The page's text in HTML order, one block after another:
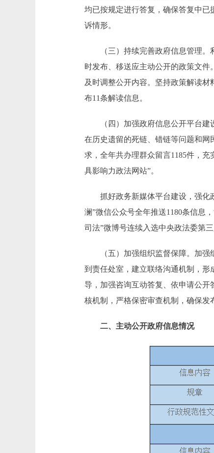
均已按规定进行答复，确保答复中
诉情形。
（三）持续完善政府信息管理。利
时发布、移送应主动公开的政策文
及时调整公开内容。坚持政策解读
布11条解读信息。
（四）加强政府信息公开平台建设
在历史遗留的死链、错链等问题和网
求，全年共办理群众留言1185件，充
具影响力政法网站”。
抓好政务新媒体平台建设，强化政
澜”微信公众号全年推送1180条信息
司法”微博号连续入选中央政法委第
（五）加强组织监督保障。加强组
到责任处室，建立联络沟通机制，形
导，加强咨询互动答复、依申请公
核机制，严格保密审查机制，确保发
二、主动公开政府信息情况